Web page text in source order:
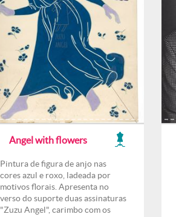
Angel with flowers
Pintura de figura de anjo nas
cores azul e roxo, ladeada por
motivos florais. Apresenta no
verso do suporte duas assinaturas
"Zuzu Angel", carimbo com os